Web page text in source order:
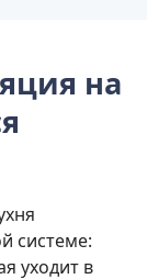
на
системе:
уходит в